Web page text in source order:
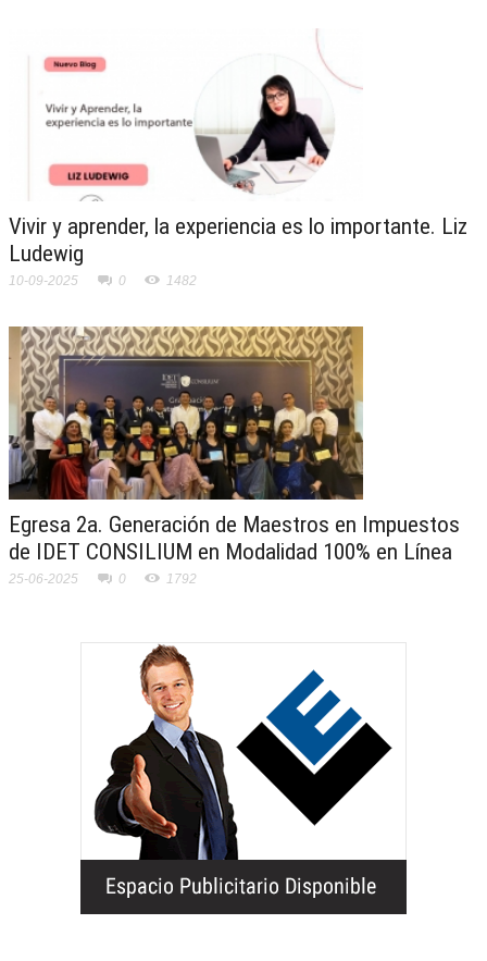
Vivir y aprender, la experiencia es lo importante. Liz
Ludewig
10-09-2025 0 1482
Egresa 2a. Generación de Maestros en Impuestos
de IDET CONSILIUM en Modalidad 100% en Línea
25-06-2025 0 1792